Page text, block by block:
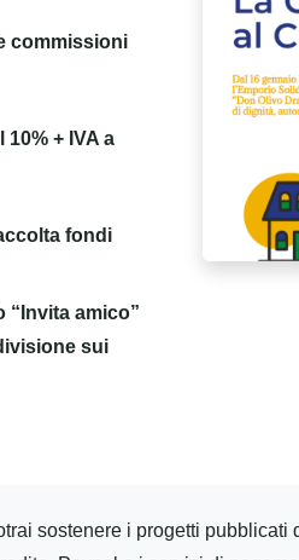
commissioni
+ IVA a
fondi
“Invita amico”
sui
sostenere i progetti